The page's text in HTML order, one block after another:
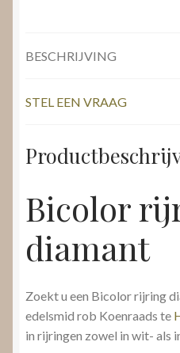
BESCHRIJVING
STEL EEN VRAAG
Bicolor
diamant
Zoekt u een Bicolor rijring
edelsmid rob Koenraads te
in rijringen zowel in wit- als